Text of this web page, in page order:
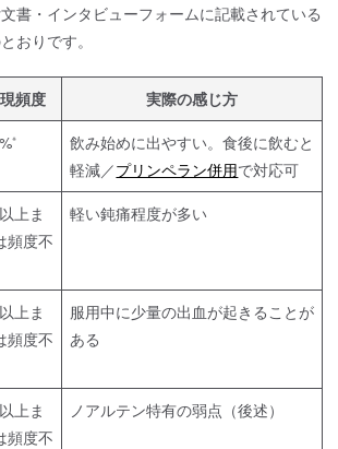
書・インタビューフォームに記載されている
おりです。
頻度
実際の感じ方
※
飲み始めに出やすい。食後に飲むと
軽減／プリンペラン併用で対応可
上ま
頻度不
軽い鈍痛程度が多い
上ま
頻度不
服用中に少量の出血が起きることが
ある
上ま
頻度不
ノアルテン特有の弱点（後述）